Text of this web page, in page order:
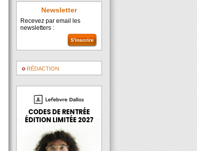
Newsletter
Recevez par email les
newsletters :
RÉDACTION